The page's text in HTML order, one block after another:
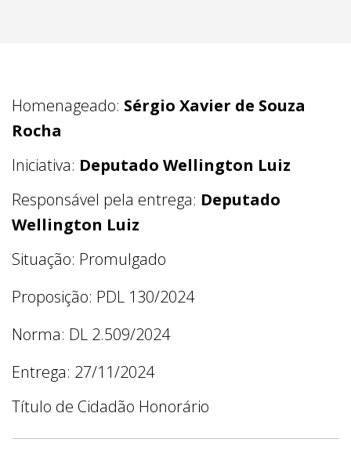
Homenageado: Sérgio Xavier de Souza
Rocha
Iniciativa: Deputado Wellington Luiz
Responsável pela entrega: Deputado
Wellington Luiz
Situação: Promulgado
Proposição: PDL 130/2024
Norma: DL 2.509/2024
Entrega: 27/11/2024
Título de Cidadão Honorário